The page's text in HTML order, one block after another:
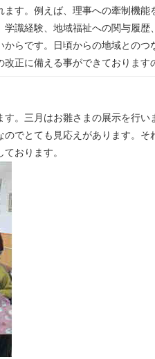
す。例えば、理事への牽制機
識経験、地域福祉への関与履歴
らです。日頃からの地域とのつ
正に備える事ができております
。三月はお雛さまの展示を行い
でとても見応えがあります。そ
おります。